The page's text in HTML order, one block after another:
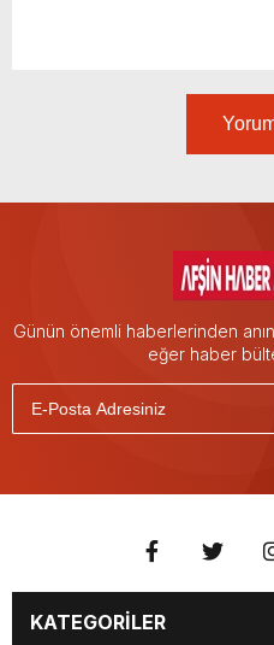
Günün önemli haberlerinden
eğer haber
KATEGORİLER